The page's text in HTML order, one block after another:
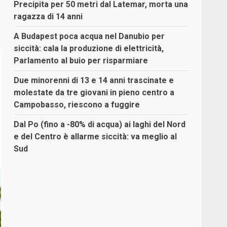
Precipita per 50 metri dal Latemar, morta una
ragazza di 14 anni
A Budapest poca acqua nel Danubio per
siccità: cala la produzione di elettricità,
Parlamento al buio per risparmiare
Due minorenni di 13 e 14 anni trascinate e
molestate da tre giovani in pieno centro a
Campobasso, riescono a fuggire
Dal Po (fino a -80% di acqua) ai laghi del Nord
e del Centro è allarme siccità: va meglio al
Sud